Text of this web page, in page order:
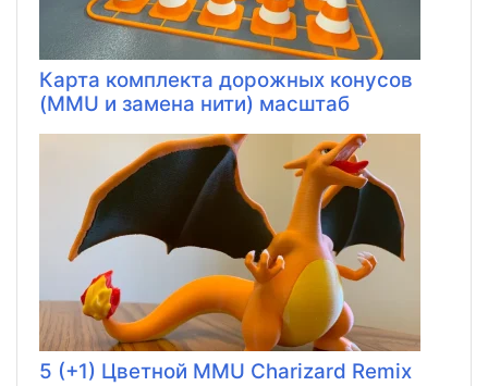
Карта комплекта дорожных конусов
(MMU и замена нити) масштаб
5 (+1) Цветной MMU Charizard Remix